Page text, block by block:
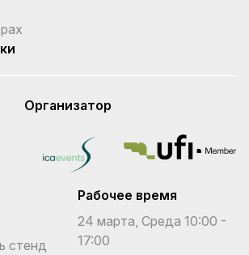
Организатор
стенд
Рабочее время
24 марта, Среда 10:00 -
17:00